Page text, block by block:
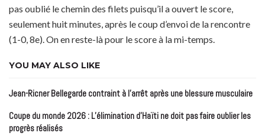
pas oublié le chemin des filets puisqu’il a ouvert le score,
seulement huit minutes, après le coup d’envoi de la rencontre
(1-0, 8e). On en reste-là pour le score à la mi-temps.
YOU MAY ALSO LIKE
Jean-Ricner Bellegarde contraint à l’arrêt après une blessure musculaire
Coupe du monde 2026 : L’élimination d’Haïti ne doit pas faire oublier les
progrès réalisés